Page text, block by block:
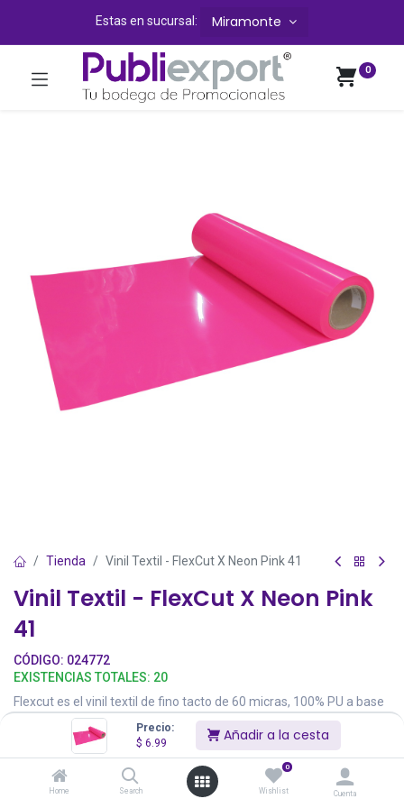
Precio:
$ 6.99 Añadir a la cesta
Home Search
0
Wishlist Cuenta
Estas en sucursal: Miramonte
0
Tienda Vinil Textil - FlexCut X Neon Pink 41
Vinil Textil - FlexCut X Neon Pink
41
CÓDIGO: 024772
EXISTENCIAS TOTALES: 20
Flexcut es el vinil textil de fino tacto de 60 micras, 100% PU a base
de agua, es ecológico, elástico y resistente. Tiene certificado
OEKO-TEX Standard 100 para todos sus colores. Tiene liner de
limpieza rápida incluidos detalles pequeños. Precio por metro
líneal de 50 cm. de ancho. Hecho en Francia.